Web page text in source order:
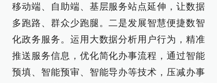
移动端、自助端、基层服务站点延伸，让数据
多跑路、群众少跑腿。二是发展智慧便捷数智
化政务服务。运用大数据分析用户行为，精准
推送服务信息，优化简化办事流程，通过智能
预填、智能预审、智能导办等技术，压减办事